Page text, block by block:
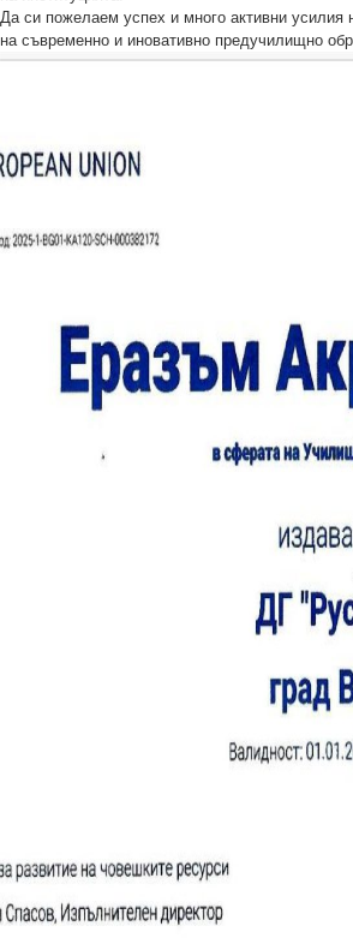
Да си пожелаем успех и много активни усилия
на съвременно и иновативно предучилищно